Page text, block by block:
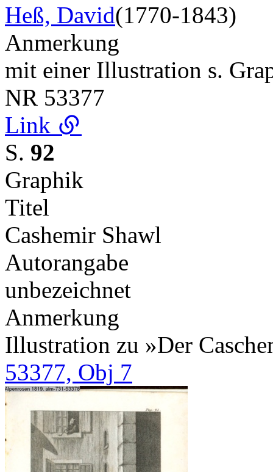
Heß, David(1770-1843)
Anmerkung
mit einer Illustration s.
NR 53377
Link
S. 92
Graphik
Titel
Cashemir Shawl
Autorangabe
unbezeichnet
Anmerkung
Illustration zu »Der
53377, Obj 7